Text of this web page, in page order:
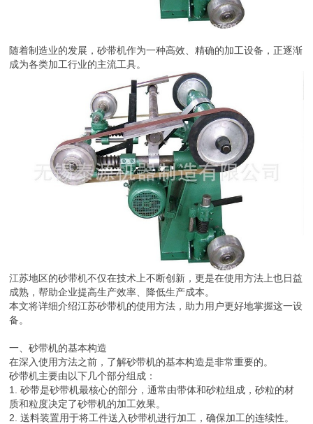
随着制造业的发展，砂带机作为一种高效、精确的加工设备，正逐渐
成为各类加工行业的主流工具。
江苏地区的砂带机不仅在技术上不断创新，更是在使用方法上也日益
成熟，帮助企业提高生产效率、降低生产成本。
本文将详细介绍江苏砂带机的使用方法，助力用户更好地掌握这一设
备。
一、砂带机的基本构造
在深入使用方法之前，了解砂带机的基本构造是非常重要的。
砂带机主要由以下几个部分组成：
1. 砂带是砂带机最核心的部分，通常由带体和砂粒组成，砂粒的材
质和粒度决定了砂带机的加工效果。
2. 送料装置用于将工件送入砂带机进行加工，确保加工的连续性。